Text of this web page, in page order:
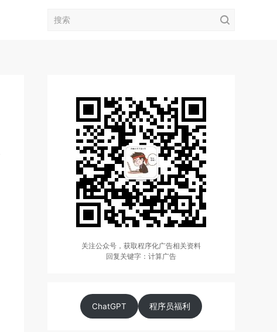
关注公众号，获取程序化广告相关资料
回复关键字：计算广告
ChatGPT 程序员福利